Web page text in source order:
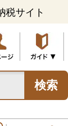
税サイト
検索